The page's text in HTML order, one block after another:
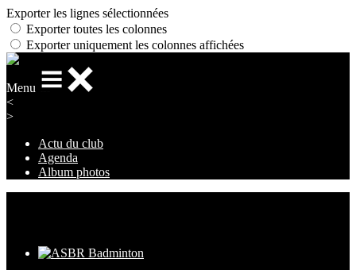
Exporter les lignes sélectionnées
Exporter toutes les colonnes
Exporter uniquement les colonnes affichées
Menu
<
>
Actu du club
Agenda
Album photos